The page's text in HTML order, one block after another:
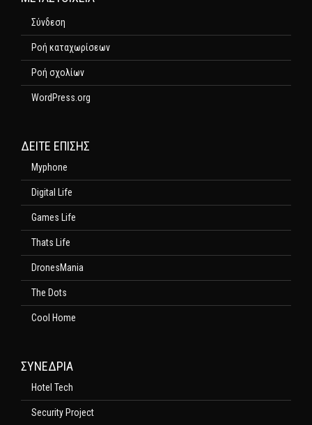
Σύνδεση
Ροή καταχωρίσεων
Ροή σχολίων
WordPress.org
ΔΕΊΤΕ ΕΠΊΣΗΣ
Myphone
Digital Life
Games Life
Thats Life
DronesMania
The Dots
Cool Home
ΣΥΝΕΔΡΙΑ
Hotel Tech
Security Project